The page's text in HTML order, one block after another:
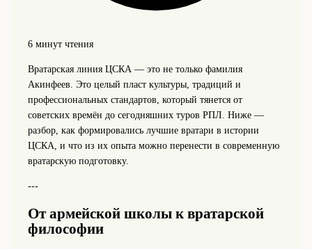
6 минут чтения
Вратарская линия ЦСКА — это не только фамилия
Акинфеев. Это целый пласт культуры, традиций и
профессиональных стандартов, который тянется от
советских времён до сегодняшних туров РПЛ. Ниже —
разбор, как формировались лучшие вратари в истории
ЦСКА, и что из их опыта можно перенести в современную
вратарскую подготовку.
---
От армейской школы к вратарской
философии